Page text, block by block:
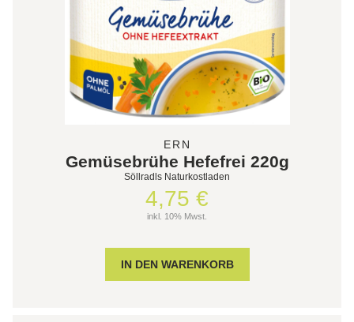
ERN
Gemüsebrühe Hefefrei 220g
Söllradls Naturkostladen
4,75 €
inkl. 10% Mwst.